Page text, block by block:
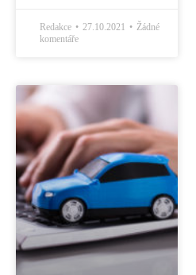
Redakce 27.10.2021
Žádné
komentáře